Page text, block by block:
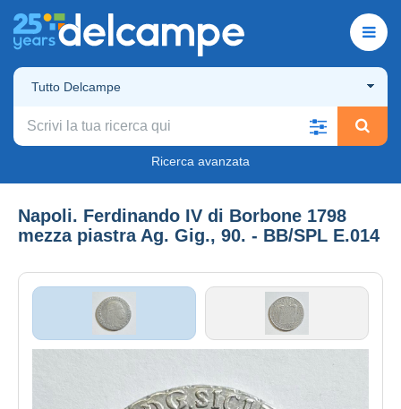
Tutto Delcampe
Ricerca avanzata
Napoli. Ferdinando IV di Borbone 1798
mezza piastra Ag. Gig., 90. - BB/SPL E.014